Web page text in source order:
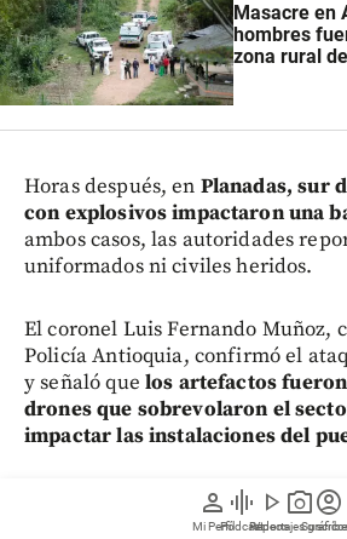
person
Mi Perfil
graphic_eq
Pódcast
play_arrow
Videos
photo_camera
Reportajes
account_circle
Masacre en
hombres
zona rural
Horas después, en Planadas, sur
con explosivos impactaron una
ambos casos, las autoridades
uniformados ni civiles heridos.
El coronel Luis Fernando Muñoz,
Policía Antioquia, confirmó el
y señaló que los artefactos
drones que sobrevolaron el
impactar las instalaciones del
“No sufrió ninguna afectación
algún ataque o lesión que hayan